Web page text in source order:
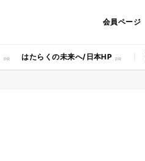
会員ページ
はたらくの未来へ/日本HP